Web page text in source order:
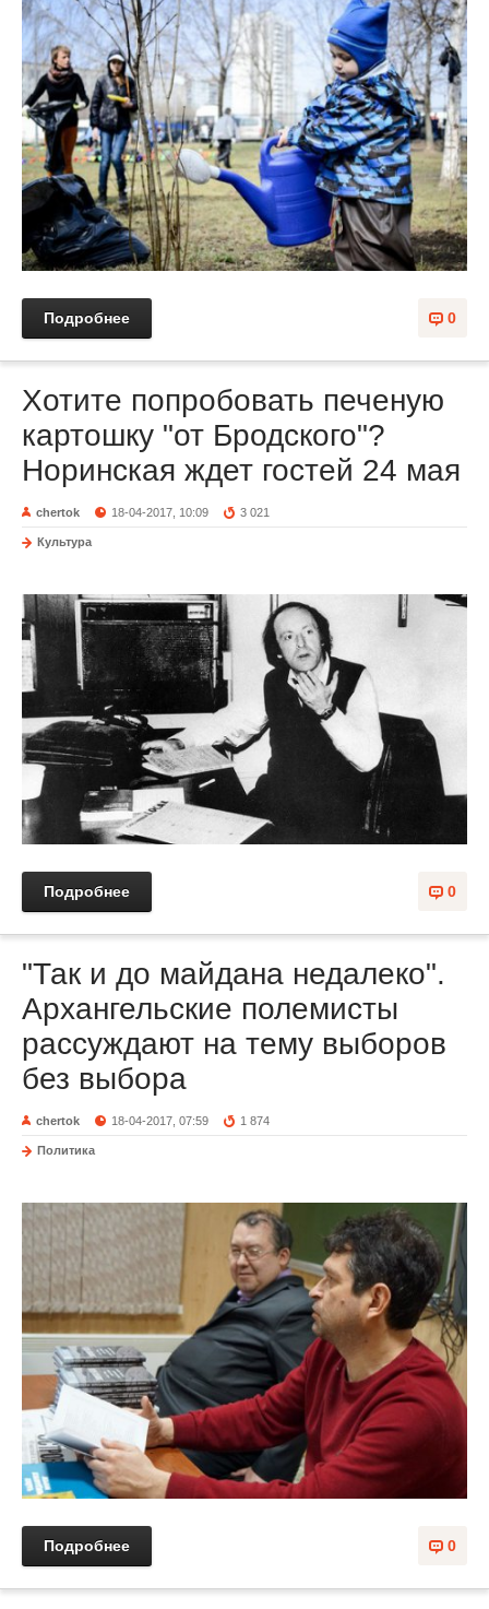
0
Подробнее
Хотите попробовать печеную
картошку "от Бродского"?
Норинская ждет гостей 24 мая
chertok 18-04-2017, 10:09 3 021
Культура
0
Подробнее
"Так и до майдана недалеко".
Архангельские полемисты
рассуждают на тему выборов
без выбора
chertok 18-04-2017, 07:59 1 874
Политика
0
Подробнее